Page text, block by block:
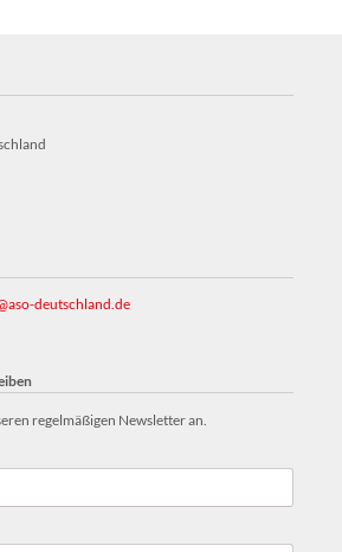
deutschland.de
regelmäßigen Newsletter an.